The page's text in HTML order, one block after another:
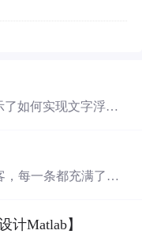
了如何实现文字浮动
文中还包含了对CS
加了互动性和趣味
每一条都充满了甜
耀。这些话语如同
计Matlab】